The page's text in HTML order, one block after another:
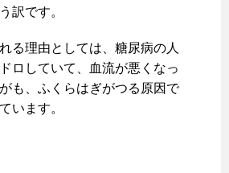
訳です。
る理由としては、糖尿病の人
ロしていて、血流が悪くなっ
も、ふくらはぎがつる原因で
います。